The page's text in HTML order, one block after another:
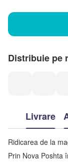
Distribuie pe
Livrare
Ridicarea de la
Prin Nova